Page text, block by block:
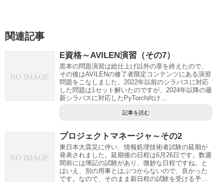
関連記事
E資格～AVILEN演習（その7）
黒本の問題演習は総仕上げ以外の章を終えたので、
その後はAVILENの修了者限定コンテンツにある演習
問題をこなしました。2022年以前のシラバスに対応
した問題は1セット解いたのですが、2024年以降の最
新シラバスに対応したPyTorch向け...
記事を読む
プロジェクトマネージャ～その2
東日本大震災に伴い、情報処理技術者試験の延期が
発表されました。延期後の日程は6月26日です。数週
間前には簿記の試験があり、微妙な日程ですね。と
はいえ、別の用事とはぶつからないので、良かった
です。なので、そのまま新日程の試験を受ける予...